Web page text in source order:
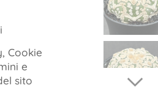
Cookie
e
sito